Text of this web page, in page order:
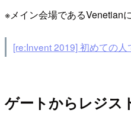
※メイン会場であるVenetian
[re:Invent 2019] 初めての
ゲートからレジス